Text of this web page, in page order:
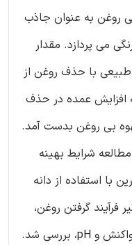
روغن به عنوان جاذب
می پردازد. مقدار
با حذف روغن از
افزایش عمده در حذف
بی روغن بدست آمد.
شرایط بهینه
استفاده از دانه
فرآیند گرفتن روغن،
دوز جاذب، غلظت اولیه رنگ، دمای واکنش و pH، بررسی شد.